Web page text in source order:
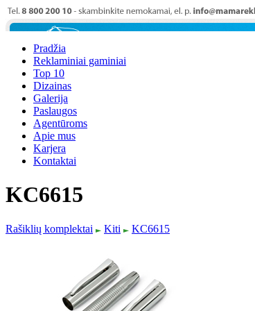
Pradžia
Reklaminiai gaminiai
Top 10
Dizainas
Galerija
Paslaugos
Agentūroms
Apie mus
Karjera
Kontaktai
KC6615
Rašiklių komplektai Kiti KC6615